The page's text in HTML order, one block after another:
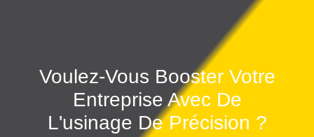
Voulez-Vous Booster Votre
Entreprise Avec De
L'usinage De Précision ?